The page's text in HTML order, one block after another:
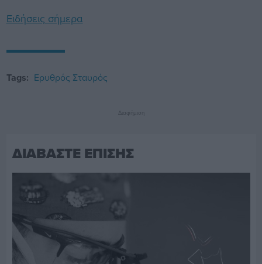
Ειδήσεις σήμερα
Tags: Ερυθρός Σταυρός
Διαφήμιση
ΔΙΑΒΑΣΤΕ ΕΠΙΣΗΣ